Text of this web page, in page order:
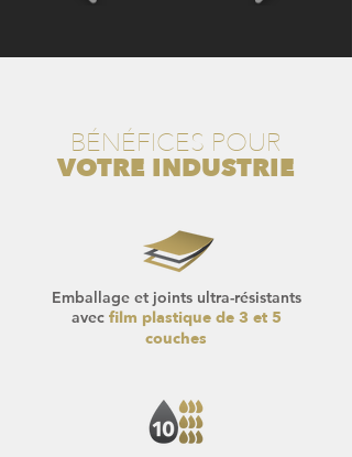
BÉNÉFICES POUR
VOTRE INDUSTRIE
Emballage et joints ultra-résistants
avec film plastique de 3 et 5
couches